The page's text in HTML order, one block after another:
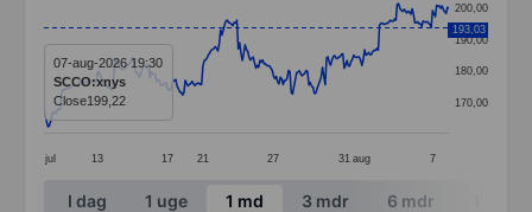
Line chart with 299 data points.
The chart has 1 X axis displaying categories.
The chart has 1 Y axis displaying values. Data
jul 13 17 21 27 31 aug 7
170,00
180,00
190,00
200,00
193,03
07-aug-2026 19:30
SCCO:xnys
Close199,22
End of interactive chart.
I dag 1 uge 1 md 3 mdr 6 mdr